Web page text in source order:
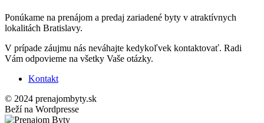
Ponúkame na prenájom a predaj zariadené byty v atraktívnych
lokalitách Bratislavy.
V prípade záujmu nás neváhajte kedykoľvek kontaktovať. Radi
Vám odpovieme na všetky Vaše otázky.
Kontakt
© 2024 prenajombyty.sk
Beží na Wordpresse